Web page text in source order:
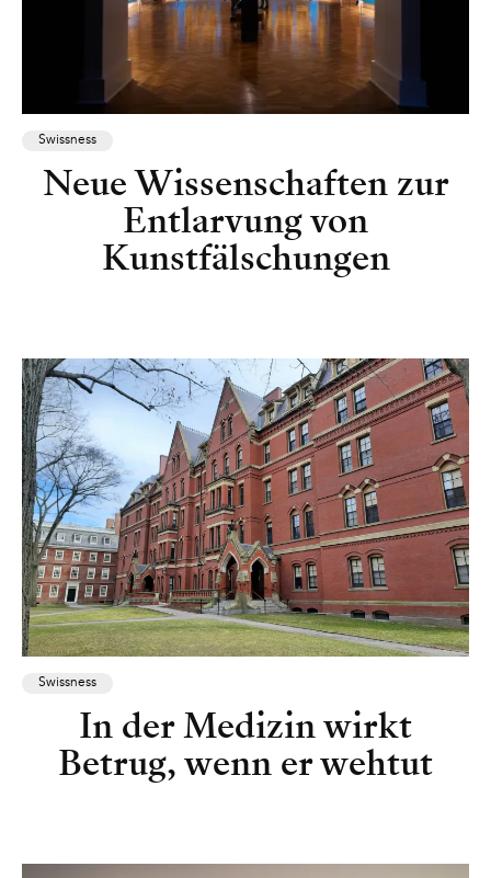
Swissness
Neue Wissenschaften zur
Entlarvung von
Kunstfälschungen
Swissness
In der Medizin wirkt
Betrug, wenn er wehtut